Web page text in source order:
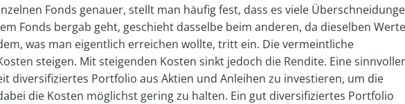
Fonds genauer, stellt man häufig fest, dass es viele
Fonds bergab geht, geschieht dasselbe beim anderen, da dieselben Werte
was man eigentlich erreichen wollte, tritt ein. Die vermeintliche
steigen. Mit steigenden Kosten sinkt jedoch die Rendite. Eine
diversifiziertes Portfolio aus Aktien und Anleihen zu investieren, um die
die Kosten möglichst gering zu halten. Ein gut diversifiziertes Portfolio